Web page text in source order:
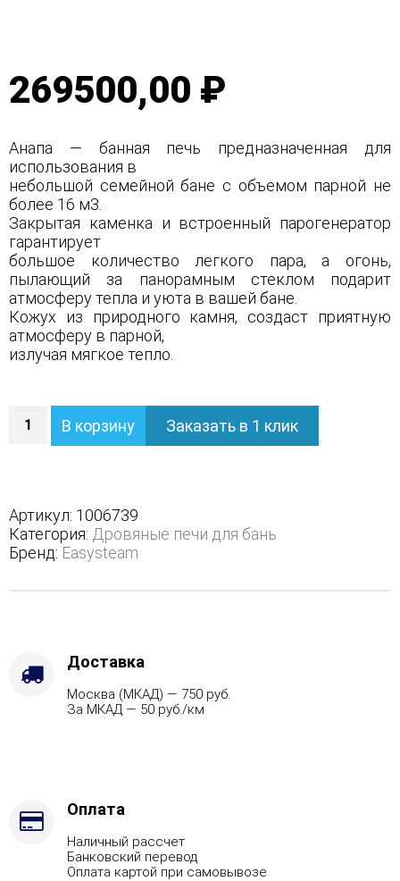
269500,00 ₽
Анапа — банная печь предназначенная для
использования в
небольшой семейной бане с объемом парной не
более 16 м3.
Закрытая каменка и встроенный парогенератор
гарантирует
большое количество легкого пара, а огонь,
пылающий за панорамным стеклом подарит
атмосферу тепла и уюта в вашей бане.
Кожух из природного камня, создаст приятную
атмосферу в парной,
излучая мягкое тепло.
Печь
Анапа
кожухе
с
боковым
подключением
430,
Варианты
Дрова
Стандартная
комплектация,
В корзину Заказать в 1 клик
Артикул: 1006739
Категория: Дровяные печи для бань
Бренд: Easysteam
Доставка
Москва (МКАД) — 750 руб.
За МКАД — 50 руб./км
Оплата
Наличный рассчет
Банковский перевод
Оплата картой при самовывозе